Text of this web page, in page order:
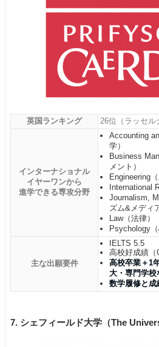
英国ランキング 26位（ラッセル
インターナショナル
イヤーワンから
進学できる専攻分野
Accounting
学）
Business
メント）
Engineering（
International
Journalism,
ズム&メディ
Law（法律）
Psychology（
主な出願要件
IELTS 5.5
高校好成績（
高校卒業＋1
大・専門学校
数学履修と成
7. シェフィールド大学（The